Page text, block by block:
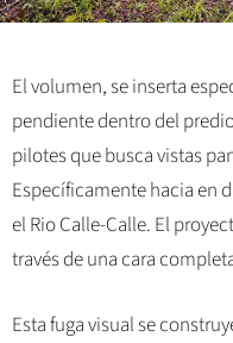
El volumen, se inserta
pendiente dentro del
pilotes que busca vistas
Específicamente hacia en
el Rio Calle-Calle. El
través de una cara
Esta fuga visual se